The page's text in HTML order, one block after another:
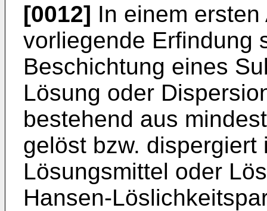
[0012] In einem
vorliegende Erfindung
Beschichtung eines
Lösung oder
bestehend aus
gelöst bzw.
Lösungsmittel oder
Hansen-